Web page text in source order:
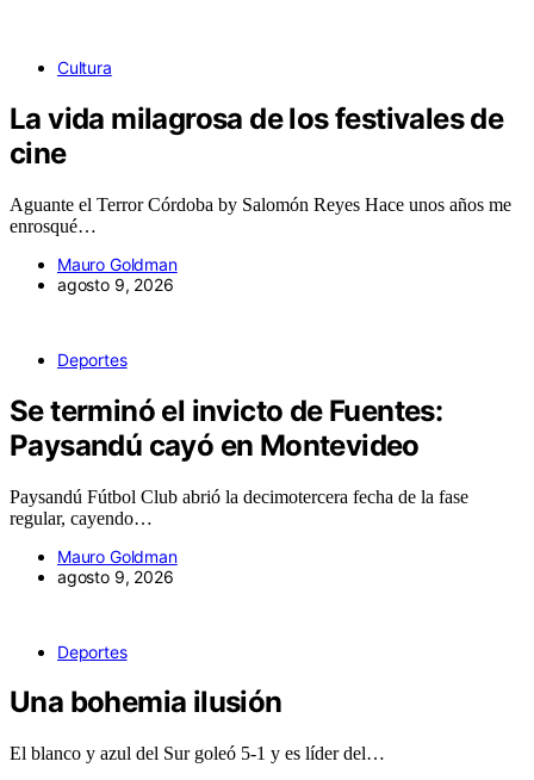
Cultura
La vida milagrosa de los festivales de
cine
Aguante el Terror Córdoba by Salomón Reyes Hace unos años me
enrosqué…
Mauro Goldman
agosto 9, 2026
Deportes
Se terminó el invicto de Fuentes:
Paysandú cayó en Montevideo
Paysandú Fútbol Club abrió la decimotercera fecha de la fase
regular, cayendo…
Mauro Goldman
agosto 9, 2026
Deportes
Una bohemia ilusión
El blanco y azul del Sur goleó 5-1 y es líder del…